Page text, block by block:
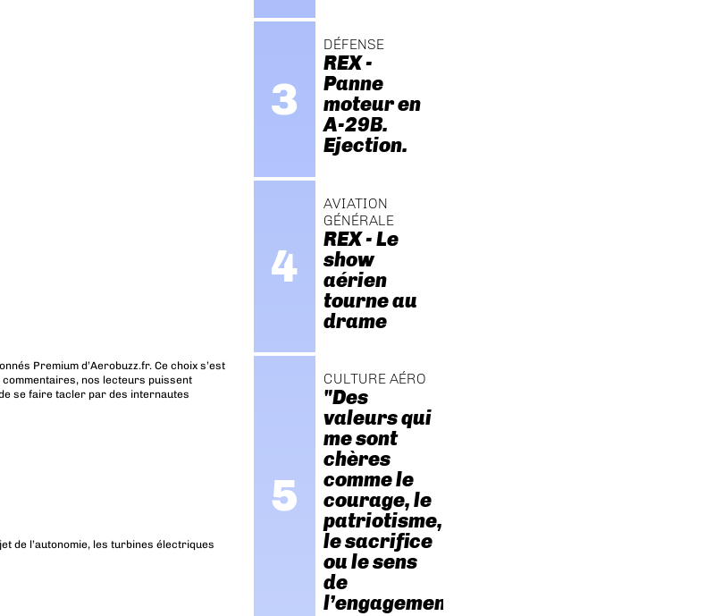
Premium d’Aerobuzz.fr. Ce choix s’est
nos lecteurs puissent
se faire tacler par des internautes
de l’autonomie, les turbines électriques
DÉFENSE
REX -
Panne
moteur en
A-29B.
Ejection.
AVIATION
GÉNÉRALE
REX - Le
show
aérien
tourne au
drame
CULTURE AÉRO
"Des
valeurs qui
me sont
chères
comme le
courage, le
patriotisme,
le sacrifice
ou le sens
de
l’engagement."